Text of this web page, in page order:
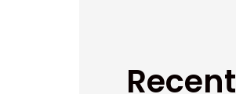
Recent